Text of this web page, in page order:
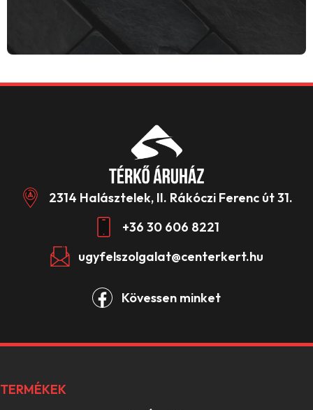
2314 Halásztelek, II. Rákóczi Ferenc út 31.
+36 30 606 8221
ugyfelszolgalat@centerkert.hu
Kövessen minket
TERMÉKEK